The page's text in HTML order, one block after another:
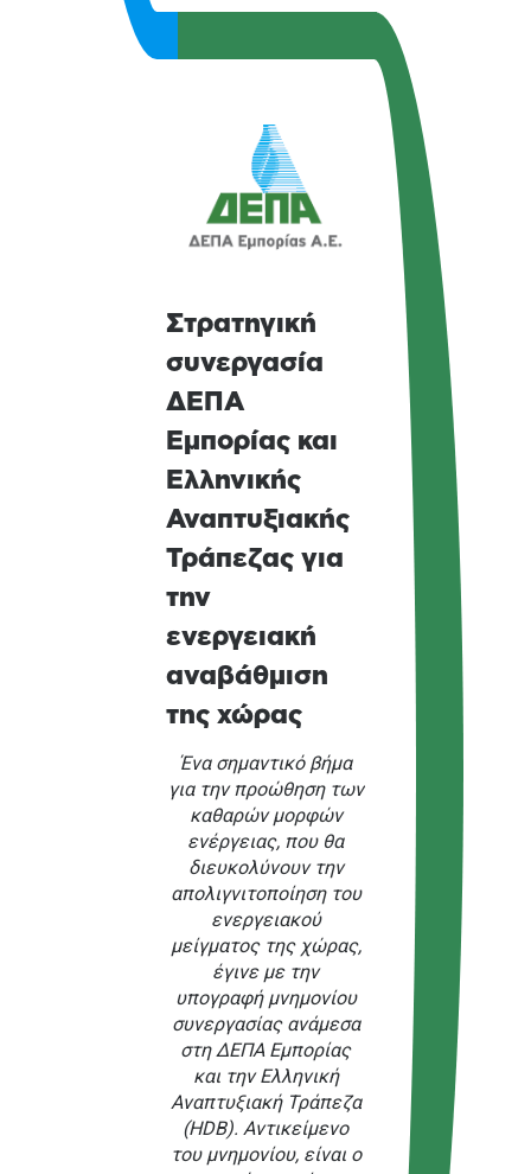
Στρατηγική
συνεργασία
ΔΕΠΑ
Εμπορίας και
Ελληνικής
Αναπτυξιακής
Τράπεζας για
την
ενεργειακή
αναβάθμιση
της χώρας
Ένα σημαντικό βήμα
για την προώθηση των
καθαρών μορφών
ενέργειας, που θα
διευκολύνουν την
απολιγνιτοποίηση του
ενεργειακού
μείγματος της χώρας,
έγινε με την
υπογραφή μνημονίου
συνεργασίας ανάμεσα
στη ΔΕΠΑ Εμπορίας
και την Ελληνική
Αναπτυξιακή Τράπεζα
(HDB). Αντικείμενο
του μνημονίου, είναι ο